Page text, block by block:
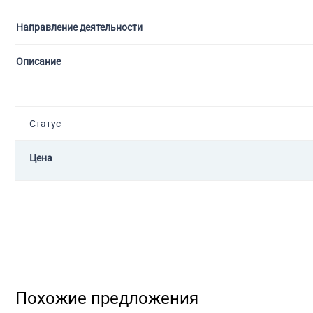
Направление деятельности
Описание
Статус
Цена
Похожие предложения